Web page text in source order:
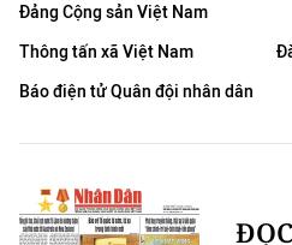
Đảng Cộng sản Việt Nam
Thông tấn xã Việt Nam
Báo điện tử Quân đội nhân dân